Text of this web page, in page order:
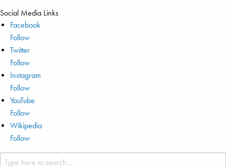
Social Media Links
Facebook
Follow
Twitter
Follow
Instagram
Follow
YouTube
Follow
Wikipedia
Follow